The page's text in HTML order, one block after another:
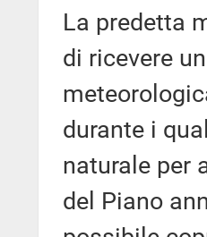
La predetta
di ricevere
durante i
naturale per
del Piano